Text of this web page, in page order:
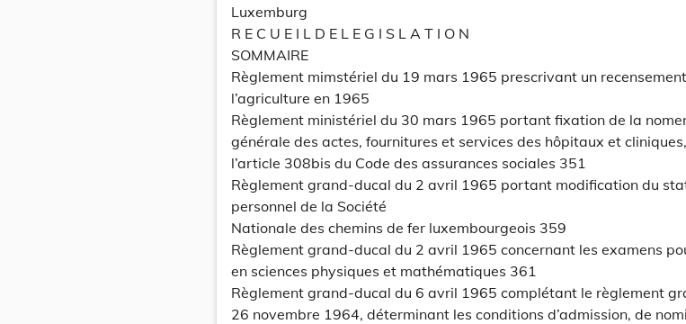
Luxemburg
R E C U E I L D E L E G I S L A T I O N
SOMMAIRE
Règlement mimstériel du 19 mars 1965 prescrivant un
l’agriculture en 1965
Règlement ministériel du 30 mars 1965 portant fixation de la
générale des actes, fournitures et services des hôpitaux et
l’article 308bis du Code des assurances sociales 351
Règlement grand-ducal du 2 avril 1965 portant modification du
personnel de la Société
Nationale des chemins de fer luxembourgeois 359
Règlement grand-ducal du 2 avril 1965 concernant les examens
en sciences physiques et mathématiques 361
Règlement grand-ducal du 6 avril 1965 complétant le règlement
26 novembre 1964, déterminant les conditions d’admission, de